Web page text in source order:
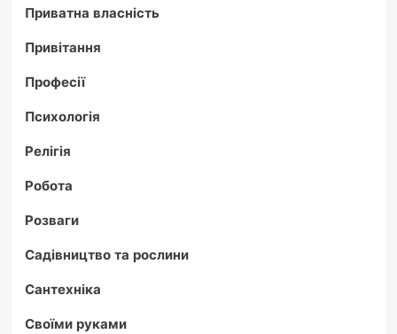
Приватна власність
Привітання
Професії
Психологія
Релігія
Робота
Розваги
Садівництво та рослини
Сантехніка
Своїми руками